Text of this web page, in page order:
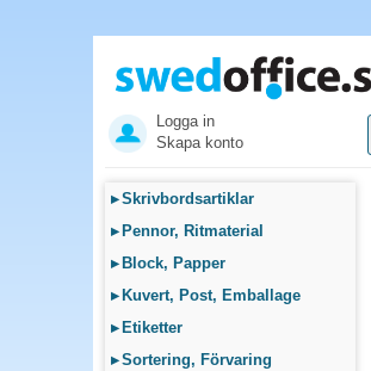
Logga in
Skapa konto
▸Skrivbordsartiklar
▸ Pennor, Ritmaterial
▸ Block, Papper
▸ Kuvert, Post, Emballage
▸ Etiketter
▸Sortering, Förvaring